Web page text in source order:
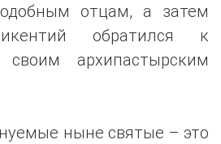
отцам, а затем
обратился к
архипастырским
ныне святые – это